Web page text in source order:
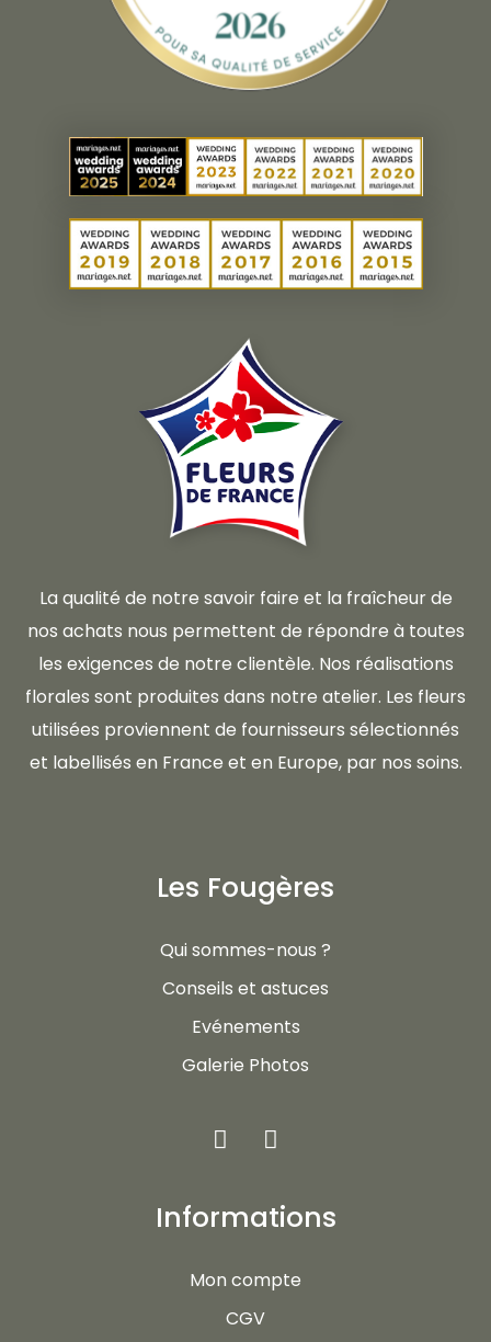
La qualité de notre savoir faire et la fraîcheur de
nos achats nous permettent de répondre à toutes
les exigences de notre clientèle. Nos réalisations
florales sont produites dans notre atelier. Les fleurs
utilisées proviennent de fournisseurs sélectionnés
et labellisés en France et en Europe, par nos soins.
Les Fougères
Qui sommes-nous ?
Conseils et astuces
Evénements
Galerie Photos
Informations
Mon compte
CGV